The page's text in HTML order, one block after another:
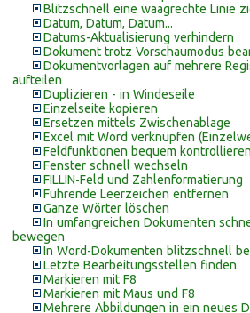
Blitzschnell eine waagrechte Linie
Datum, Datum, Datum...
Datums-Aktualisierung verhindern
Dokument trotz Vorschaumodus
Dokumentvorlagen auf mehrere
aufteilen
Duplizieren - in Windeseile
Einzelseite kopieren
Ersetzen mittels Zwischenablage
Excel mit Word verknüpfen
Feldfunktionen bequem kontrollieren
Fenster schnell wechseln
FILLIN-Feld und Zahlenformatierung
Führende Leerzeichen entfernen
Ganze Wörter löschen
In umfangreichen Dokumenten
bewegen
In Word-Dokumenten blitzschnell
Letzte Bearbeitungsstellen finden
Markieren mit F8
Markieren mit Maus und F8
Mehrere Abbildungen in ein neues